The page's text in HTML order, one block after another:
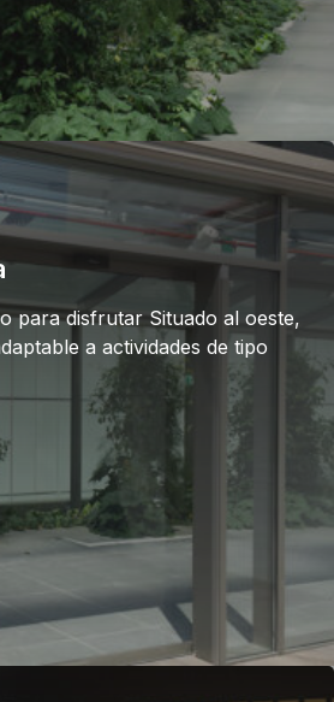
para disfrutar Situado al oeste,
a actividades de tipo